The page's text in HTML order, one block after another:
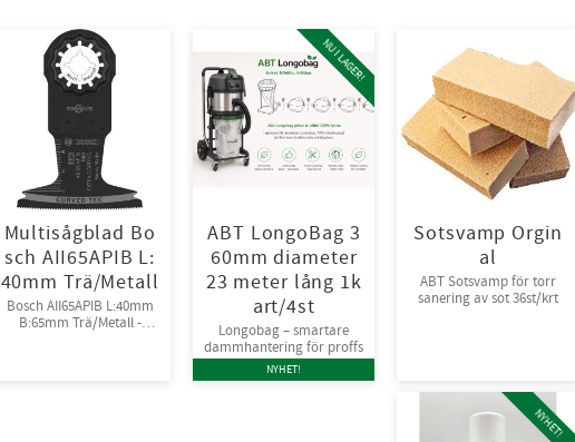
Multisågblad Bo
sch AII65APIB L:
40mm Trä/Metall
Bosch AII65APIB L:40mm
B:65mm Trä/Metall -
ABT LongoBag 3
60mm diameter
23 meter lång 1k
art/4st
Longobag – smartare
dammhantering för proffs
NU I LAGER!
NYHET!
Sotsvamp Orgin
al
ABT Sotsvamp för torr
sanering av sot 36st/krt
NYHET!